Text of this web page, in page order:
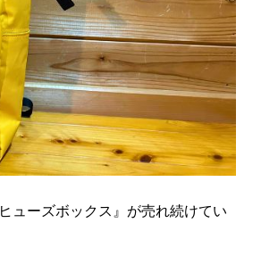
ューズボックス』が売れ続けてい